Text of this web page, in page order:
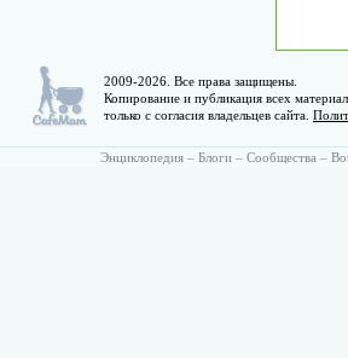
2009-2026. Все права защищены.
Копирование и публикация всех
только с согласия владельцев сайта.
Энциклопедия – Блоги – Сообщества –